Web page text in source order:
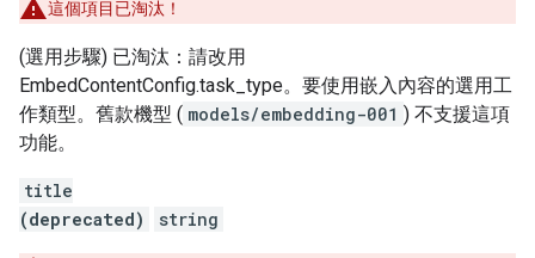
這個項目已淘汰！
(選用步驟) 已淘汰：請改用
EmbedContentConfig.task_type。要使用嵌入內容的選用工
作類型。舊款機型 ( models/embedding-001 ) 不支援這項
功能。
title
(deprecated)
string